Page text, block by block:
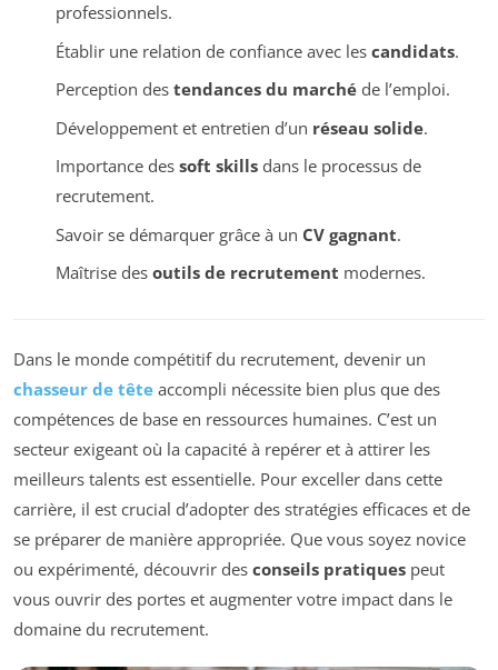
professionnels.
Établir une relation de confiance avec les candidats.
Perception des tendances du marchéde l’emploi.
Développement et entretien d’un réseau solide.
Importance des soft skillsdans le processus de
recrutement.
Savoir se démarquer grâce à un CV gagnant.
Maîtrise des outils de recrutement modernes.
Dans le monde compétitif du recrutement, devenir un
chasseur de tête accompli nécessite bien plus que des
compétences de base en ressources humaines. C’est un
secteur exigeant où la capacité à repérer et à attirer les
meilleurs talents est essentielle. Pour exceller dans cette
carrière, il est crucial d’adopter des stratégies efficaces et de
se préparer de manière appropriée. Que vous soyez novice
ou expérimenté, découvrir des conseils pratiques peut
vous ouvrir des portes et augmenter votre impact dans le
domaine du recrutement.